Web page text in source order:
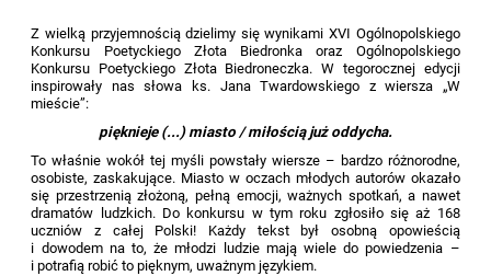
Z wielką przyjemnością dzielimy się wynikami XVI Ogólnopolskiego
Konkursu Poetyckiego Złota Biedronka oraz Ogólnopolskiego
Konkursu Poetyckiego Złota Biedroneczka. W tegorocznej edycji
inspirowały nas słowa ks. Jana Twardowskiego z wiersza „W
mieście”:
pięknieje (...) miasto / miłością już oddycha.
To właśnie wokół tej myśli powstały wiersze – bardzo różnorodne,
osobiste, zaskakujące. Miasto w oczach młodych autorów okazało
się przestrzenią złożoną, pełną emocji, ważnych spotkań, a nawet
dramatów ludzkich. Do konkursu w tym roku zgłosiło się aż 168
uczniów z całej Polski! Każdy tekst był osobną opowieścią
i dowodem na to, że młodzi ludzie mają wiele do powiedzenia –
i potrafią robić to pięknym, uważnym językiem.